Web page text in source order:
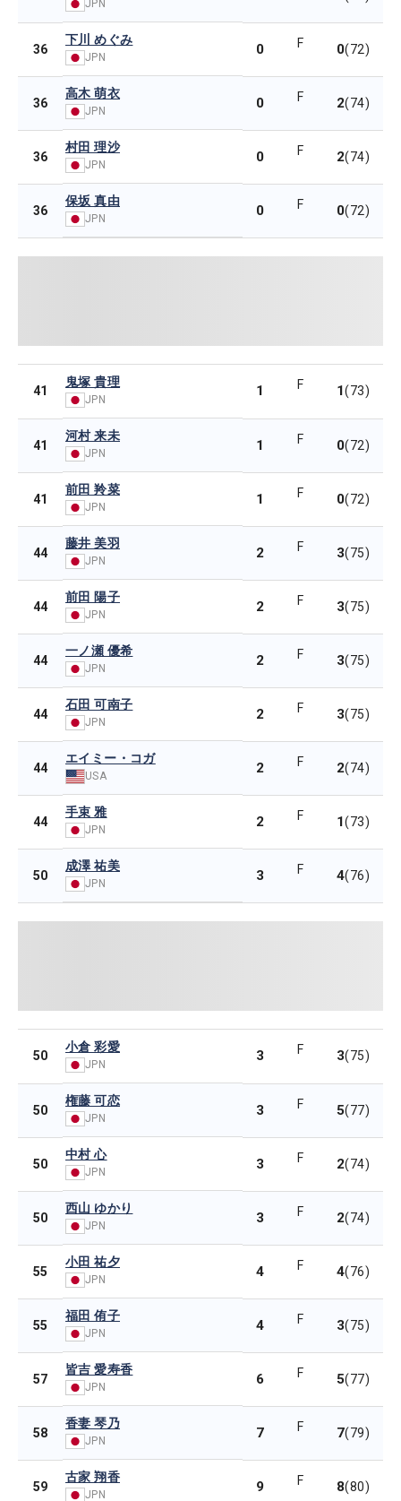
JPN
36
下川 めぐみ
JPN 0 F 0(72)
36
高木 萌衣
JPN 0 F 2(74)
36
村田 理沙
JPN 0 F 2(74)
36
保坂 真由
JPN 0 F 0(72)
41
鬼塚 貴理
JPN
1 F 1(73)
41
河村 来未
JPN 1 F 0(72)
41
前田 羚菜
JPN 1 F 0(72)
44
藤井 美羽
JPN 2 F 3(75)
44
前田 陽子
JPN 2 F 3(75)
44
一ノ瀬 優希
JPN 2 F 3(75)
44
石田 可南子
JPN 2 F 3(75)
44
エイミー・コガ
USA 2 F 2(74)
44
手束 雅
JPN 2 F 1(73)
50
成澤 祐美
JPN 3 F 4(76)
50
小倉 彩愛
JPN
3 F 3(75)
50
権藤 可恋
JPN 3 F 5(77)
50
中村 心
JPN 3 F 2(74)
50
西山 ゆかり
JPN 3 F 2(74)
55
小田 祐夕
JPN 4 F 4(76)
55
福田 侑子
JPN 4 F 3(75)
57
皆吉 愛寿香
JPN 6 F 5(77)
58
香妻 琴乃
JPN 7 F 7(79)
59
古家 翔香
JPN 9 F 8(80)